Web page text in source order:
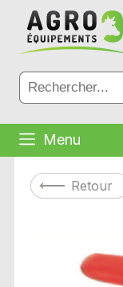
Menu
Retour